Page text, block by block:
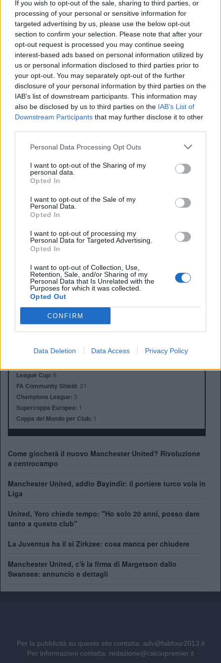
If you wish to opt-out of the sale, sharing to third parties, or
processing of your personal or sensitive information for
targeted advertising by us, please use the below opt-out
section to confirm your selection. Please note that after your
opt-out request is processed you may continue seeing
interest-based ads based on personal information utilized by
us or personal information disclosed to third parties prior to
your opt-out. You may separately opt-out of the further
disclosure of your personal information by third parties on the
IAB’s list of downstream participants. This information may
also be disclosed by us to third parties on the IAB’s List of
Downstream Participants that may further disclose it to other
Personal Data Processing Opt Outs
I want to opt-out of the Sharing of my
personal data.
Opted In
I want to opt-out of the Sale of my
Personal Data.
Opted In
I want to opt-out of processing my
Personal Data for Targeted Advertising.
Opted In
I want to opt-out of Collection, Use,
Retention, Sale, and/or Sharing of my
Personal Data that Is Unrelated with the
Purposes for which it was collected.
Opted Out
CONFIRM
Data Deletion Data Access Privacy Policy
casa c’è stata un’altra reazione. Al minuto 78 del match
contro i Wolves, Amorim ha chiamato a rapporto Mainoo
per farlo subentrare in campo al posto di Casemiro.
del Manchester United, presenti in trasferta al Molineux
Stadium, hanno fatto sentire tutto il calore per il
giocatore cresciuto nell’Academy del club
con applausi scroscianti e una parziale standing
ovation. Gesto che ha rubato l’occhio e le orecchie di chi
è attento airumor di mercato, visto l’interessamento
pressante del Napoli di Antonio Conte per un possibile
prestito a gennaio.
lasciare Manchester.
Anno di Fondazione:1878 come Newton Health LYR F.C.
Stadio:Old Trafford (75.731)
Presidente:Avram Glazer e Joel Glazer
Manager:Ruben Amorim
Premier League:20
League Cup: 6
FA Community Shield: 21
Champions League: 3
Supercoppa Europea: 1
Coppa del Mondo per Club: 1
Come giocherà il nuovo Manchester United? Rivoluzione
a centrocampo
Manchester United, addio Bayindir: il portiere turco vola in
Liga
United, Yoro chiede tempo: "Ho solo 20 anni, posso dare
tanto a questo club"
La Juventus ha il si Zirkzee: cosa manca per chiudere
Manchester United, c'è la firma di Margetson dallo
Swansea: annuncio e dettagli
Per la pubblicità su questo sito contatta: adv@fabfour2013.it
Per informazioni contatta: redazione@calciopremier.it